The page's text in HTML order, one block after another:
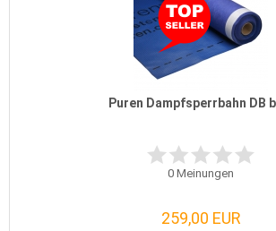
Puren Dampfsperrbahn DB
0 Meinungen
259,00 EUR